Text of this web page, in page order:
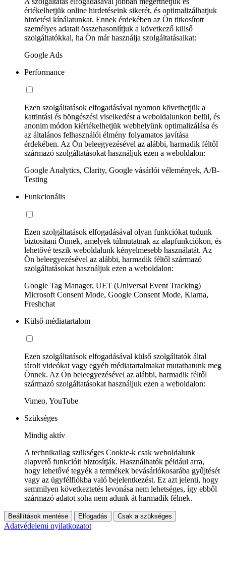
értékelhetjük online hirdetéseink sikerét, és optimalizálhatjuk
hirdetési kínálatunkat. Ennek érdekében az Ön titkosított
személyes adatait összehasonlítjuk a következő külső
szolgáltatókkal, ha Ön már használja szolgáltatásaikat:
Google Ads
Performance
Ezen szolgáltatások elfogadásával nyomon követhetjük a
kattintási és böngészési viselkedést a weboldalunkon belül, és
anonim módon kiértékelhetjük webhelyünk optimalizálása és
az általános felhasználói élmény folyamatos javítása
érdekében. Az Ön beleegyezésével az alábbi, harmadik féltől
származó szolgáltatásokat használjuk ezen a weboldalon:
Google Analytics, Clarity, Google vásárlói vélemények, A/B-
Testing
Funkcionális
Ezen szolgáltatások elfogadásával olyan funkciókat tudunk
biztosítani Önnek, amelyek túlmutatnak az alapfunkciókon, és
lehetővé teszik weboldalunk kényelmesebb használatát. Az
Ön beleegyezésével az alábbi, harmadik féltől származó
szolgáltatásokat használjuk ezen a weboldalon:
Google Tag Manager, UET (Universal Event Tracking)
Microsoft Consent Mode, Google Consent Mode, Klarna,
Freshchat
Külső médiatartalom
Ezen szolgáltatások elfogadásával külső szolgáltatók által
tárolt videókat vagy egyéb médiatartalmakat mutathatunk meg
Önnek. Az Ön beleegyezésével az alábbi, harmadik féltől
származó szolgáltatásokat használjuk ezen a weboldalon:
Vimeo, YouTube
Szükséges
Mindig aktív
A technikailag szükséges Cookie-k csak weboldalunk
alapvető funkcióit biztosítják. Használhatók például arra,
hogy lehetővé tegyék a termékek bevásárlókosarába gyűjtését
vagy az ügyfélfiókba való bejelentkezést. Ez azt jelenti, hogy
semmilyen következtetés levonása nem lehetséges, így ebből
származó adatot soha nem adunk át harmadik félnek.
Beállítások mentése Elfogadás Csak a szükséges
Adatvédelemi nyilatkozatot